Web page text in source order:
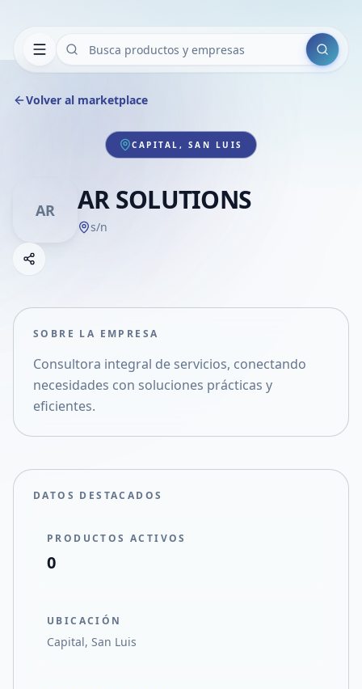
Buscar
Volver al marketplace
CAPITAL, SAN LUIS
AR AR SOLUTIONS
s/n
Compartir empresa
Compartir en X
SOBRE LA EMPRESA
Consultora integral de servicios, conectando
necesidades con soluciones prácticas y
eficientes.
DATOS DESTACADOS
PRODUCTOS ACTIVOS
0
UBICACIÓN
Capital, San Luis